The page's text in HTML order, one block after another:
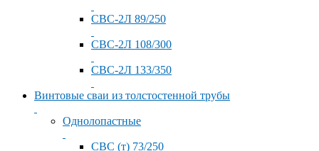
СВС-2Л 89/250
СВС-2Л 108/300
СВС-2Л 133/350
Винтовые сваи из толстостенной трубы
Однолопастные
СВС (т) 73/250